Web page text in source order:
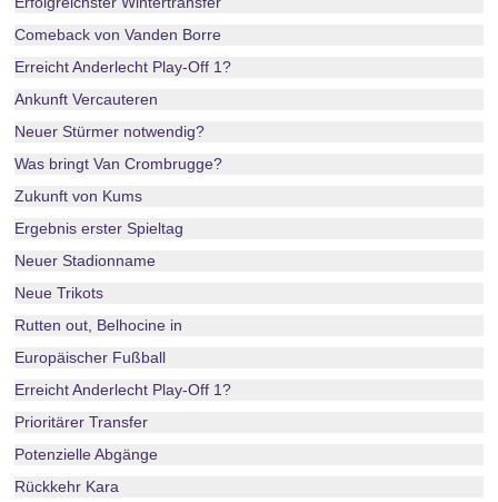
Comeback von Vanden Borre
Erreicht Anderlecht Play-Off 1?
Ankunft Vercauteren
Neuer Stürmer notwendig?
Was bringt Van Crombrugge?
Zukunft von Kums
Ergebnis erster Spieltag
Neuer Stadionname
Neue Trikots
Rutten out, Belhocine in
Europäischer Fußball
Erreicht Anderlecht Play-Off 1?
Prioritärer Transfer
Potenzielle Abgänge
Rückkehr Kara